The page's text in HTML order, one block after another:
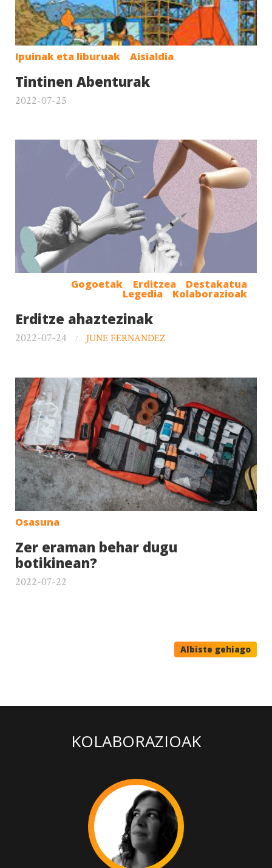
Aisialdia
Ipuinak eta liburuak
Tintinen Abenturak
2022-07-25
Destakatua
Erditzea
Gogoetak
Kolaborazioak
Legedia
Erditze ahaztezinak
2022-07-24 JUNE FERNANDEZ
Osasuna
Zer eraman behar dugu
botikinean?
2022-07-22
Albiste gehiago
KOLABORAZIOAK